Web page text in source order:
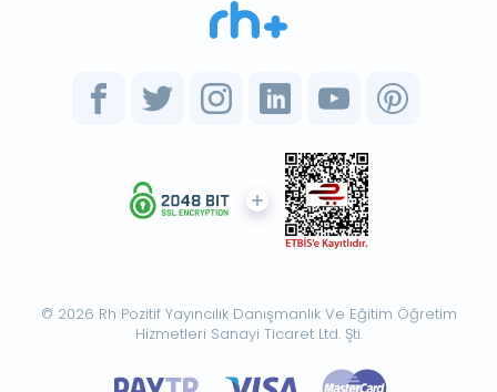
© 2026 Rh Pozitif Yayıncılık Danışmanlık Ve Eğitim Öğretim
Hizmetleri Sanayi Ticaret Ltd. Şti.